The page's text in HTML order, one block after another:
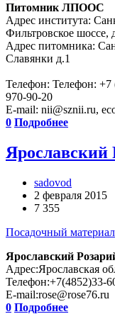
Питомник ЛПООС
Адрес института:
Фильтровское шоссе,
Адрес питомника:
Славянки д.1
Телефон: Телефон: +7
970-90-20
E-mail: nii@sznii.ru,
0 Подробнее
Ярославский
sadovod
2 февраля 2015
7 355
Посадочный материал
Ярославский
Адрес:Ярославская
Телефон:+7(4852)33-
E-mail:rose@rose76.ru
0 Подробнее